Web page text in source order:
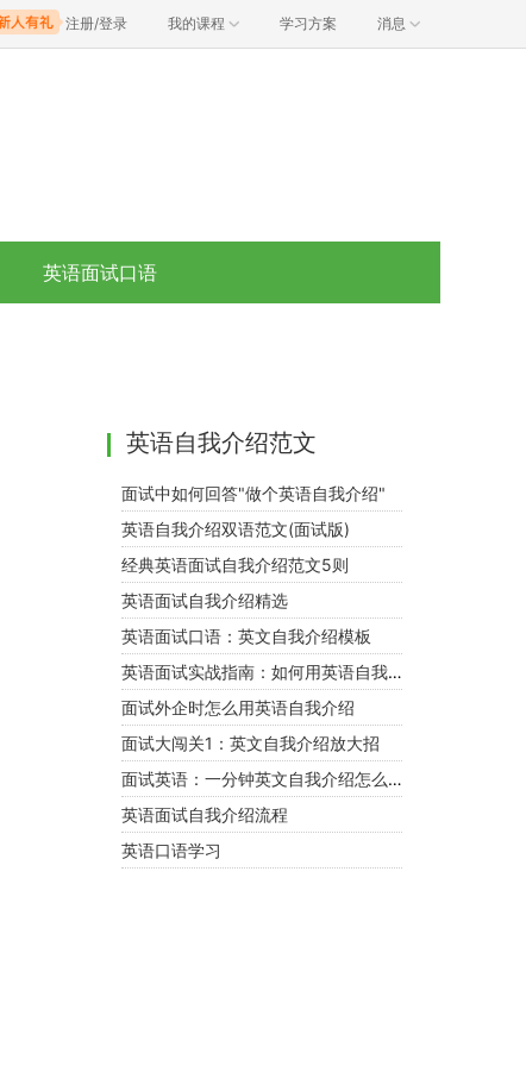
注册/登录 我的课程 学习方案 消息
英语面试口语
英语自我介绍范文
面试中如何回答"做个英语自我介绍"
英语自我介绍双语范文(面试版)
经典英语面试自我介绍范文5则
英语面试自我介绍精选
英语面试口语：英文自我介绍模板
英语面试实战指南：如何用英语自我介绍和回答问题
面试外企时怎么用英语自我介绍
面试大闯关1：英文自我介绍放大招
面试英语：一分钟英文自我介绍怎么做才精彩？
英语面试自我介绍流程
英语口语学习